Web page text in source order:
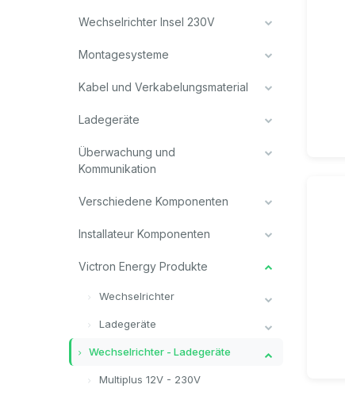
Wechselrichter Insel 230V
Montagesysteme
Kabel und Verkabelungsmaterial
Ladegeräte
Überwachung und
Kommunikation
Verschiedene Komponenten
Installateur Komponenten
Victron Energy Produkte
Wechselrichter
Ladegeräte
Wechselrichter - Ladegeräte
Multiplus 12V - 230V